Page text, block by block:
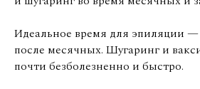
Идеальное время для эпиляции —
после месячных. Шугаринг и
почти безболезненно и быстро.